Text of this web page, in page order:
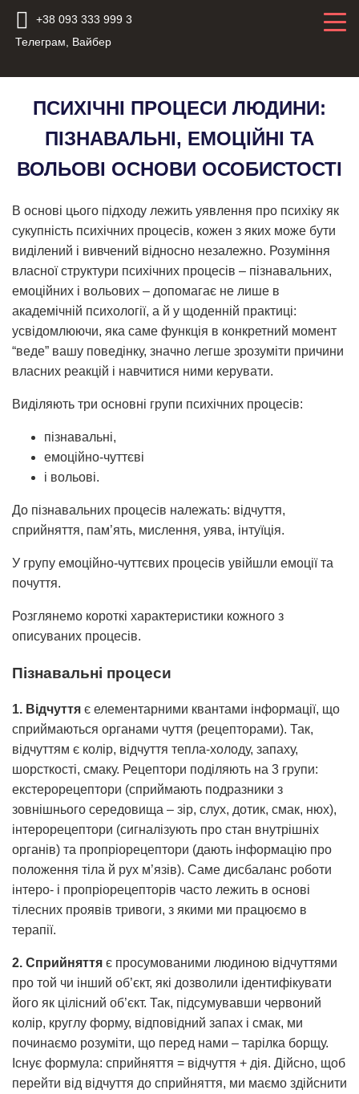
+38 093 333 999 3
Телеграм, Вайбер
ПСИХІЧНІ ПРОЦЕСИ ЛЮДИНИ:
ПІЗНАВАЛЬНІ, ЕМОЦІЙНІ ТА
ВОЛЬОВІ ОСНОВИ ОСОБИСТОСТІ
В основі цього підходу лежить уявлення про психіку як
сукупність психічних процесів, кожен з яких може бути
виділений і вивчений відносно незалежно. Розуміння
власної структури психічних процесів – пізнавальних,
емоційних і вольових – допомагає не лише в
академічній психології, а й у щоденній практиці:
усвідомлюючи, яка саме функція в конкретний момент
“веде” вашу поведінку, значно легше зрозуміти причини
власних реакцій і навчитися ними керувати.
Виділяють три основні групи психічних процесів:
пізнавальні,
емоційно-чуттєві
і вольові.
До пізнавальних процесів належать: відчуття,
сприйняття, пам’ять, мислення, уява, інтуїція.
У групу емоційно-чуттєвих процесів увійшли емоції та
почуття.
Розглянемо короткі характеристики кожного з
описуваних процесів.
Пізнавальні процеси
1. Відчуття є елементарними квантами інформації, що
сприймаються органами чуття (рецепторами). Так,
відчуттям є колір, відчуття тепла-холоду, запаху,
шорсткості, смаку. Рецептори поділяють на 3 групи:
екстерорецептори (сприймають подразники з
зовнішнього середовища – зір, слух, дотик, смак, нюх),
інтерорецептори (сигналізують про стан внутрішніх
органів) та пропріорецептори (дають інформацію про
положення тіла й рух м’язів). Саме дисбаланс роботи
інтеро- і пропріорецепторів часто лежить в основі
тілесних проявів тривоги, з якими ми працюємо в
терапії.
2. Сприйняття є просумованими людиною відчуттями
про той чи інший об’єкт, які дозволили ідентифікувати
його як цілісний об’єкт. Так, підсумувавши червоний
колір, круглу форму, відповідний запах і смак, ми
починаємо розуміти, що перед нами – тарілка борщу.
Існує формула: сприйняття = відчуття + дія. Дійсно, щоб
перейти від відчуття до сприйняття, ми маємо здійснити